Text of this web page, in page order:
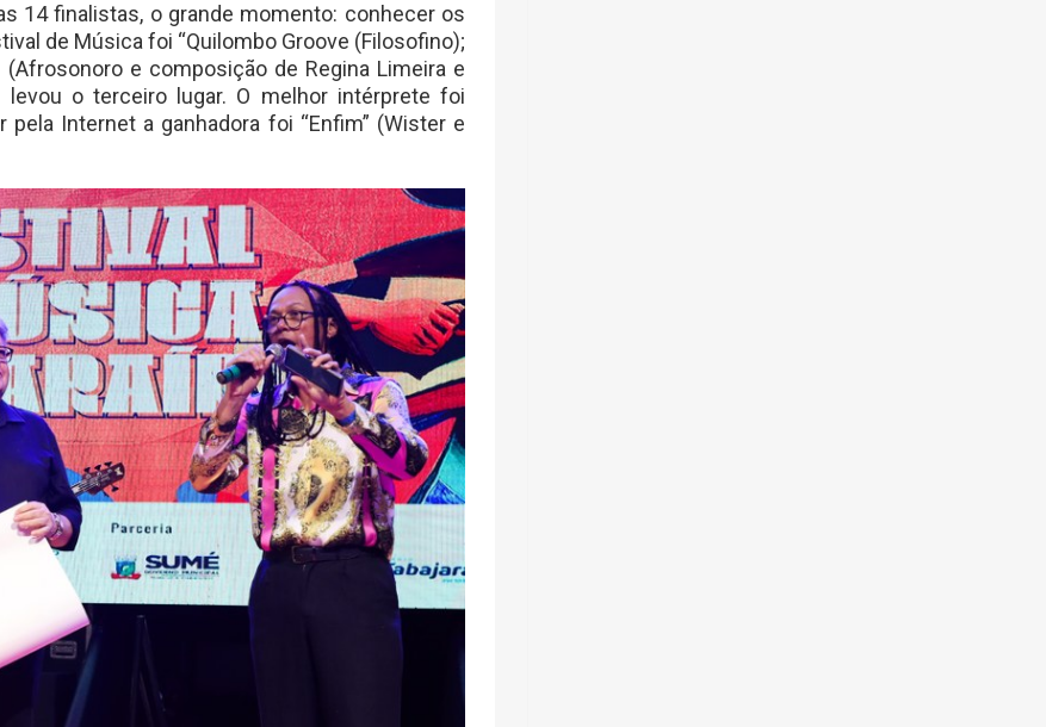
14 finalistas, o grande momento: conhecer os
de Música foi “Quilombo Groove (Filosofino);
e composição de Regina Limeira e
levou o terceiro lugar. O melhor intérprete foi
Internet a ganhadora foi “Enfim” (Wister e